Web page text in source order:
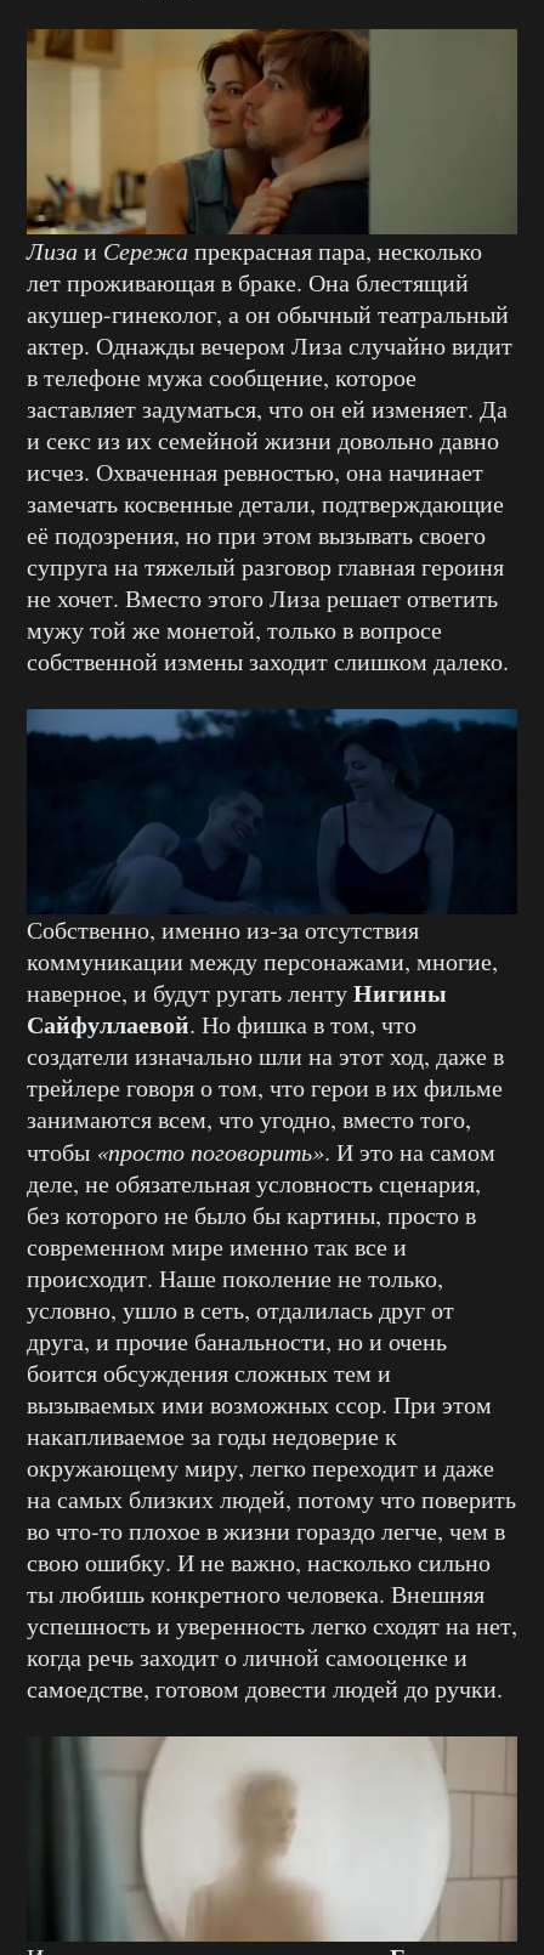
Лизаи Сережапрекрасная пара, несколько
лет проживающая в браке. Она блестящий
акушер-гинеколог, а он обычный театральный
актер. Однажды вечером Лиза случайно видит
в телефоне мужа сообщение, которое
заставляет задуматься, что он ей изменяет. Да
и секс из их семейной жизни довольно давно
исчез. Охваченная ревностью, она начинает
замечать косвенные детали, подтверждающие
её подозрения, но при этом вызывать своего
супруга на тяжелый разговор главная героиня
не хочет. Вместо этого Лиза решает ответить
мужу той же монетой, только в вопросе
собственной измены заходит слишком далеко.
Собственно, именно из-за отсутствия
коммуникации между персонажами, многие,
наверное, и будут ругать лентуНигины
Сайфуллаевой. Но фишка в том, что
создатели изначально шли на этот ход, даже в
трейлере говоря о том, что герои в их фильме
занимаются всем, что угодно, вместо того,
чтобы «просто поговорить». И это на самом
деле, не обязательная условность сценария,
без которого не было бы картины, просто в
современном мире именно так все и
происходит. Наше поколение не только,
условно, ушло в сеть, отдалилась друг от
друга, и прочие банальности, но и очень
боится обсуждения сложных тем и
вызываемых ими возможных ссор. При этом
накапливаемое за годы недоверие к
окружающему миру, легко переходит и даже
на самых близких людей, потому что поверить
во что-то плохое в жизни гораздо легче, чем в
свою ошибку. И не важно, насколько сильно
ты любишь конкретного человека. Внешняя
успешность и уверенность легко сходят на нет,
когда речь заходит о личной самооценке и
самоедстве, готовом довести людей до ручки.